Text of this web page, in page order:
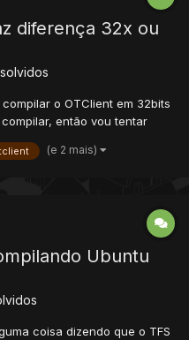
diferença 32x ou
o OTClient em 32bits
então vou tentar
qnd uso as recentes
(e 2 mais)
Ubuntu
coisa dizendo que o TFS